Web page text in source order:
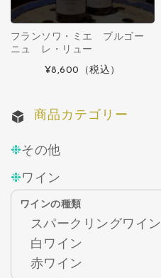
フランソワ・ミエ ブルゴー
ニュ レ・リュー
¥8,600
（税込）
商品カテゴリー
その他
ワイン
ワインの種類
スパークリングワイン
白ワイン
赤ワイン